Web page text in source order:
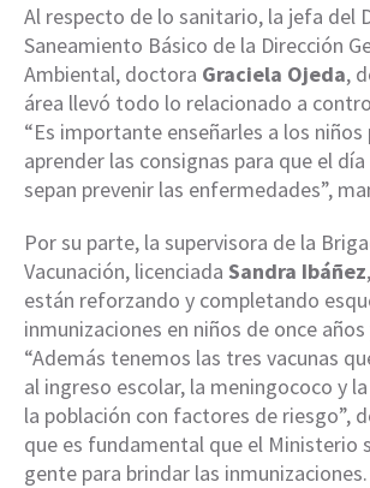
Al respecto de lo sanitario, la jefa del
Saneamiento Básico de la Dirección
Ambiental, doctora Graciela Ojeda,
área llevó todo lo relacionado a
“Es importante enseñarles a los niños
aprender las consignas para que el
sepan prevenir las enfermedades”,
Por su parte, la supervisora de la
Vacunación, licenciada Sandra Ibáñez
están reforzando y completando
inmunizaciones en niños de once
“Además tenemos las tres vacunas
al ingreso escolar, la meningococo y
la población con factores de riesgo”,
que es fundamental que el Ministerio
gente para brindar las inmunizaciones.